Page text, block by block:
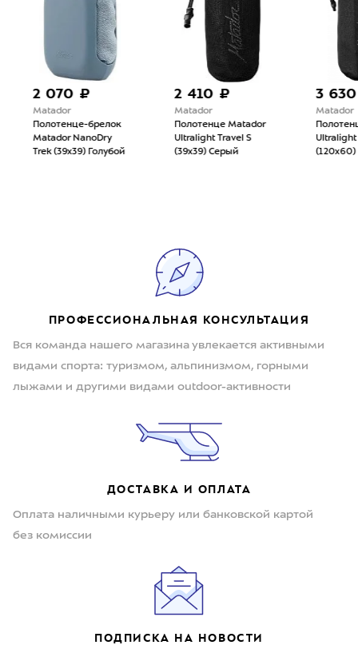
2 070 ₽
Matador
Полотенце-брелок
Matador NanoDry
Trek (39x39) Голубой
2 410 ₽
Matador
Полотенце Matador
Ultralight Travel S
(39x39) Серый
3
Matador
Ultralight
(120x60)
ПРОФЕССИОНАЛЬНАЯ КОНСУЛЬТАЦИЯ
Вся команда нашего магазина увлекается активными
видами спорта: туризмом, альпинизмом, горными
лыжами и другими видами outdoor-активности
ДОСТАВКА И ОПЛАТА
Оплата наличными курьеру или банковской картой
без комиссии
ПОДПИСКА НА НОВОСТИ